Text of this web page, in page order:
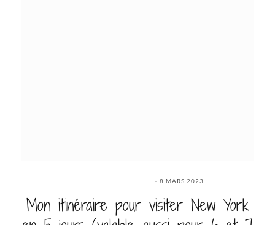
8 MARS 2023
Mon itinéraire pour visiter New York